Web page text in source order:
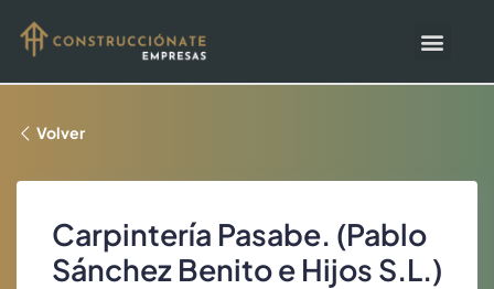
Volver
Carpintería Pasabe. (Pablo
Sánchez Benito e Hijos S.L.)